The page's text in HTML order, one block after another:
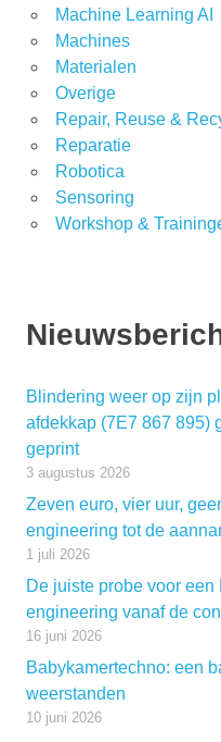
Machine Learning AI
Machines
Materialen
Overige
Repair, Reuse &
Reparatie
Robotica
Sensoring
Workshop &
Blindering weer op zijn
afdekkap (7E7 867 895)
geprint
3 augustus 2026
Zeven euro, vier uur,
engineering tot de
1 juli 2026
De juiste probe voor
engineering vanaf de
16 juni 2026
Babykamertechno: een
weerstanden
10 juni 2026